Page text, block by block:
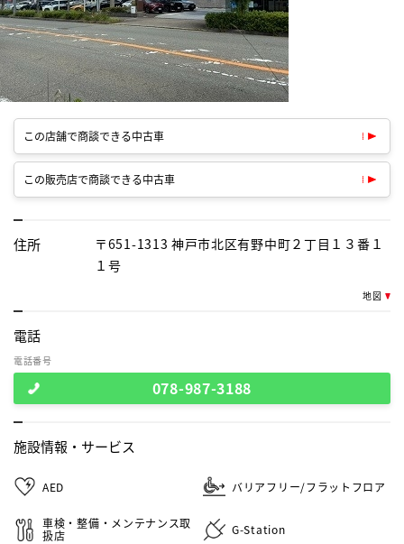
この店舗で商談できる中古車
この販売店で商談できる中古車
住所
〒651-1313 神戸市北区有野中町２丁目１３番１
１号
地図
電話
電話番号
078-987-3188
施設情報・ サービス
AED バリアフリー/フラットフロア
車検・整備・メンテナンス取
扱店
G-Station